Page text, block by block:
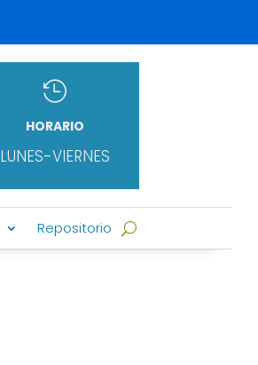

HORARIO
LUNES-VIERNES
Repositorio